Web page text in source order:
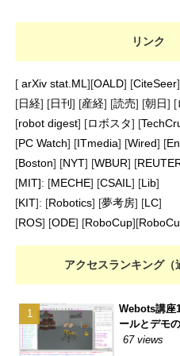
リンク
[ arXiv stat.ML ][OALD] [CiteSeer]
[日経] [日刊 ] [産経] [読売] [朝日] [
[robot digest] [ロボスタ] [
[PC Watch] [ITmedia] [Wired] [
[Boston] [NYT] [WBUR] [
[MIT]: [MECHE] [CSAIL ] [Lib]
[KIT]: [Robotics] [夢考房] [LC]
[ROS] [ODE] [RoboCup][
アクセスランキング（
Webots講座
ールとデモ
67 views